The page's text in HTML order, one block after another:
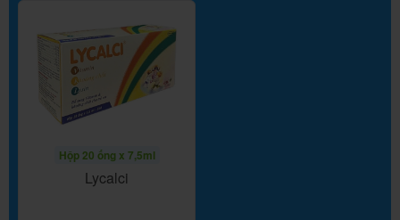
Hộp 20 ống x 7,5ml
Lycalci